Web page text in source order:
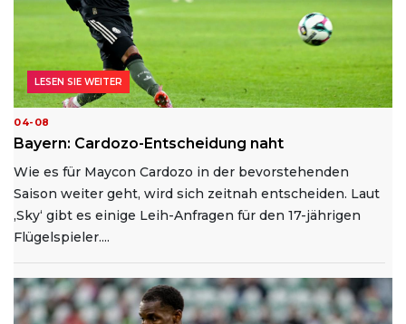
04-08
Bayern: Cardozo-Entscheidung naht
Wie es für Maycon Cardozo in der bevorstehenden
Saison weiter geht, wird sich zeitnah entscheiden. Laut
‚Sky‘ gibt es einige Leih-Anfragen für den 17-jährigen
Flügelspieler....
LESEN SIE WEITER